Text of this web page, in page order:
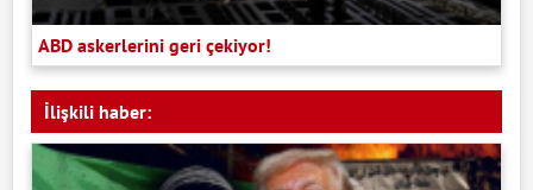
ABD askerlerini geri çekiyor!
İlişkili haber: